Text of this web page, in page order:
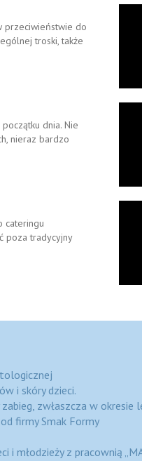
przeciwieństwie do
troski, także
dnia. Nie
nieraz bardzo
cateringu
poza tradycyjny
i skóry dzieci.
zwłaszcza w okresie
firmy Smak Formy
i młodzieży z pracownią